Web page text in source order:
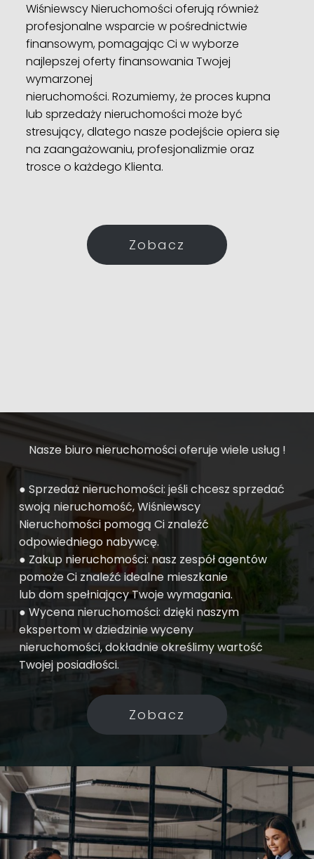
Wiśniewscy Nieruchomości oferują również
profesjonalne wsparcie w pośrednictwie
finansowym, pomagając Ci w wyborze
najlepszej oferty finansowania Twojej
wymarzonej
nieruchomości. Rozumiemy, że proces kupna
lub sprzedaży nieruchomości może być
stresujący, dlatego nasze podejście opiera się
na zaangażowaniu, profesjonalizmie oraz
trosce o każdego Klienta.
Zobacz
Nasze biuro nieruchomości oferuje wiele usług !
● Sprzedaż nieruchomości: jeśli chcesz sprzedać
swoją nieruchomość, Wiśniewscy
Nieruchomości pomogą Ci znaleźć
odpowiedniego nabywcę.
● Zakup nieruchomości: nasz zespół agentów
pomoże Ci znaleźć idealne mieszkanie
lub dom spełniający Twoje wymagania.
● Wycena nieruchomości: dzięki naszym
ekspertom w dziedzinie wyceny
nieruchomości, dokładnie określimy wartość
Twojej posiadłości.
Zobacz